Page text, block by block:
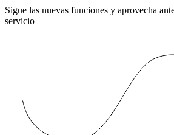
Sigue las nuevas funciones y aprovecha
servicio